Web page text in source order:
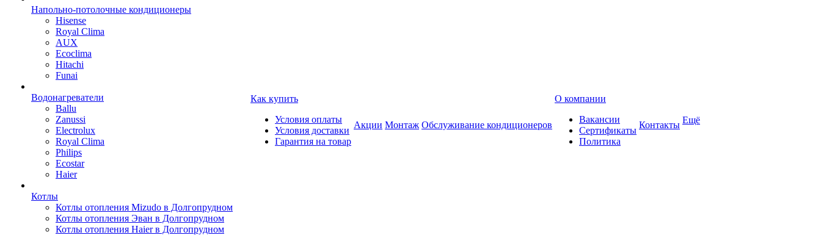
Напольно-потолочные кондиционеры
Hisense
Royal Clima
AUX
Ecoclima
Hitachi
Funai
Водонагреватели
Ballu
Zanussi
Electrolux
Royal Clima
Philips
Ecostar
Haier
Котлы
Котлы отопления Mizudo в Долгопрудном
Котлы отопления Эван в Долгопрудном
Котлы отопления Haier в Долгопрудном
Как купить
Условия оплаты
Условия доставки
Гарантия на товар
Акции Монтаж Обслуживание кондиционеров
О компании
Вакансии
Сертификаты
Политика
Контакты Ещё